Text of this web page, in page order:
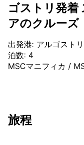
ゴストリ発着
アのクルーズ
出発港: アルゴスト
泊数: 4
MSCマニフィカ /
旅程